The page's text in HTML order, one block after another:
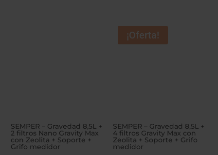
SEMPER – Gravedad 8,5L +
2 filtros Nano Gravity Max
con Zeolita + Soporte +
Grifo medidor
¡Oferta!
SEMPER – Gravedad 8,5L +
4 filtros Gravity Max con
Zeolita + Soporte + Grifo
medidor